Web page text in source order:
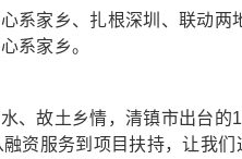
家乡、扎根深圳、联动两
系家乡。
故土乡情，清镇市出台的
资服务到项目扶持，让我